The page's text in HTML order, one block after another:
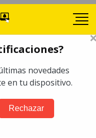
la
con
novedades
en tu dispositivo.
Rechazar